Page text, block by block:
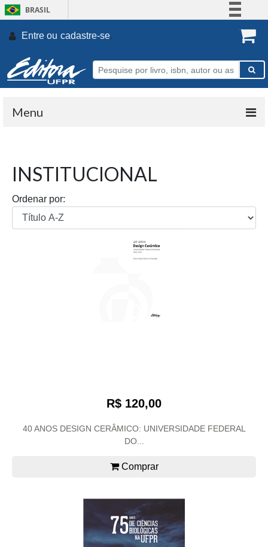
BRASIL
Participe
Entre ou cadastre-se.
Menu
INSTITUCIONAL
Ordenar por:
R$ 120,00
40 ANOS DESIGN CERÂMICO: UNIVERSIDADE FEDERAL
DO...
Comprar